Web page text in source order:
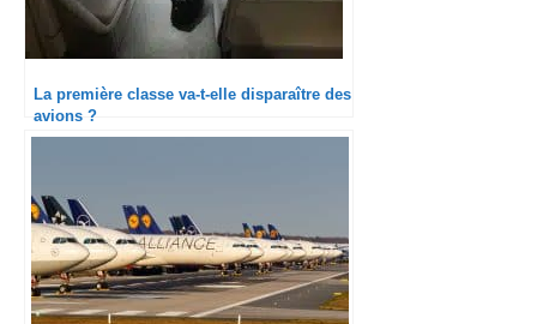
La première classe va-t-elle disparaître des
avions ?